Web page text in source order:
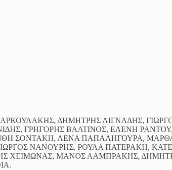
ΔΗΜΗΤΡΗΣ ΛΙΓΝΑΔΗΣ,
ΓΡΗΓΟΡΗΣ ΒΑΛΤΙΝΟΣ, ΕΛΕΝΗ ΡΑΝΤΟΥ,
ΣΟΝΤΑΚΗ, ΛΕΝΑ ΠΑΠΑΛΗΓΟΥΡΑ,
ΝΑΝΟΥΡΗΣ, ΡΟΥΛΑ ΠΑΤΕΡΑΚΗ,
ΧΕΙΜΩΝΑΣ, ΜΑΝΟΣ ΛΑΜΠΡΑΚΗΣ,